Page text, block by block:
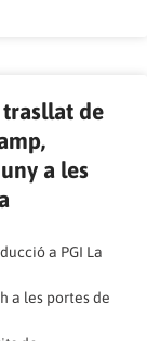
de
a les
a PGI La
a les portes de